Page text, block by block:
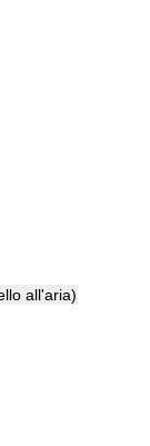
all'aria)